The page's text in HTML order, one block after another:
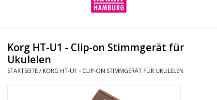
Drums
Korg HT-U1 - Clip-on Stimmgerät für
Ukulelen
STARTSEITE/ KORG HT-U1 - CLIP-ON STIMMGERÄT FÜR UKULELEN